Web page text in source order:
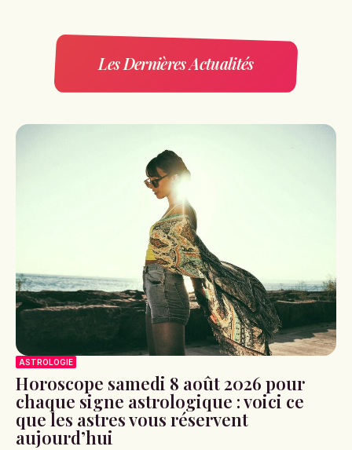
Les Dernières Actualités
ASTROLOGIE
Horoscope samedi 8 août 2026 pour
chaque signe astrologique : voici ce
que les astres vous réservent
aujourd’hui